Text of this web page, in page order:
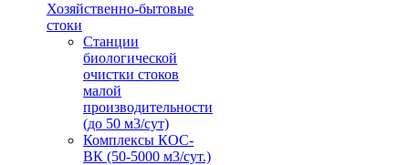
Хозяйственно-бытовые
стоки
Станции
биологической
очистки стоков
малой
производительности
(до 50 м3/сут)
Комплексы КОС-
ВК (50-5000 м3/сут.)